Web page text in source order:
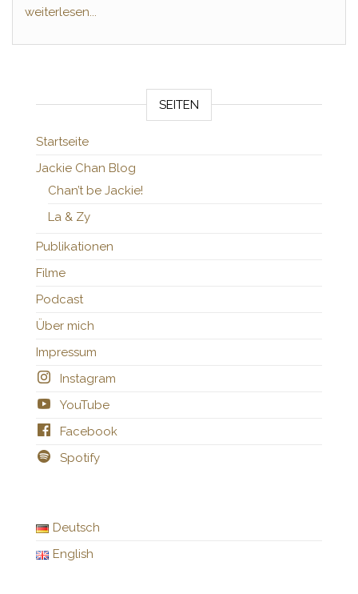
Film Awards 2026 auch belohnt wurden. Schon vor
jetzt ist es offiziell.
weiterlesen...
SEITEN
Startseite
Jackie Chan Blog
Chan’t be Jackie!
La & Zy
Publikationen
Filme
Podcast
Über mich
Impressum
Instagram
YouTube
Facebook
Spotify
Deutsch
English